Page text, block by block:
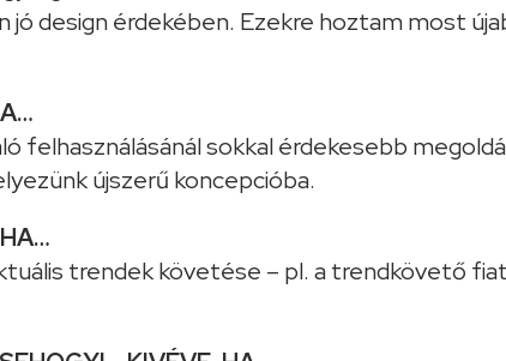
felhasználásánál sokkal érdekesebb
újszerű koncepcióba.
trendek követése – pl. a trendkövető